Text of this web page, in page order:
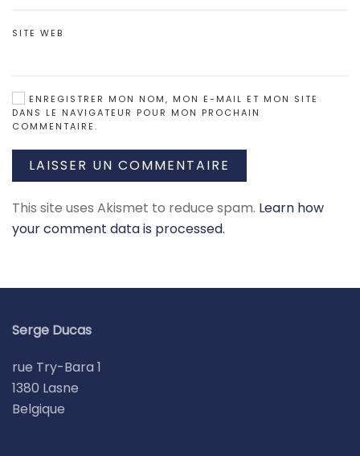
SITE WEB
ENREGISTRER MON NOM, MON E-MAIL ET MON SITE
DANS LE NAVIGATEUR POUR MON PROCHAIN
COMMENTAIRE.
LAISSER UN COMMENTAIRE
This site uses Akismet to reduce spam. Learn how
your comment data is processed.
Serge Ducas
rue Try-Bara 1
1380 Lasne
Belgique